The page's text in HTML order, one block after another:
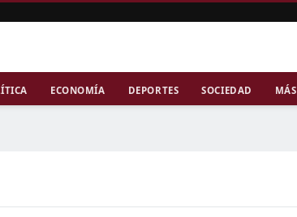
ECONOMÍA DEPORTES SOCIEDAD MÁS